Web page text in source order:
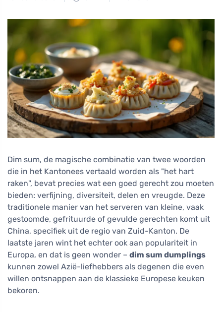
Dim sum, de magische combinatie van twee woorden
die in het Kantonees vertaald worden als "het hart
raken", bevat precies wat een goed gerecht zou moeten
bieden: verfijning, diversiteit, delen en vreugde. Deze
traditionele manier van het serveren van kleine, vaak
gestoomde, gefrituurde of gevulde gerechten komt uit
China, specifiek uit de regio van Zuid-Kanton. De
laatste jaren wint het echter ook aan populariteit in
Europa, en dat is geen wonder – dim sum dumplings
kunnen zowel Azië-liefhebbers als degenen die even
willen ontsnappen aan de klassieke Europese keuken
bekoren.